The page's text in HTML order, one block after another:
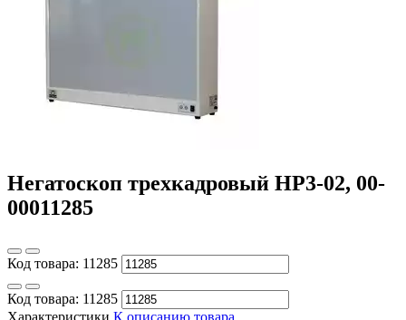
Негатоскоп трехкадровый НР3-02, 00-
00011285
Код товара: 11285
Код товара: 11285
Характеристики К описанию товара